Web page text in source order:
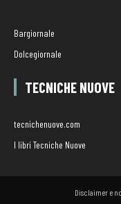
Bargiornale
Dolcegiornale
TECNICHE NUOVE
tecnichenuove.com
I libri Tecniche Nuove
Disclaimer e